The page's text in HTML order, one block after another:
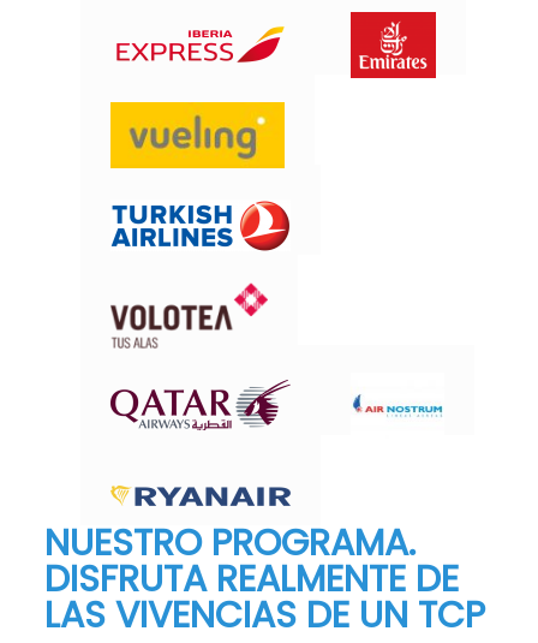
NUESTRO PROGRAMA.
DISFRUTA REALMENTE DE
LAS VIVENCIAS DE UN TCP